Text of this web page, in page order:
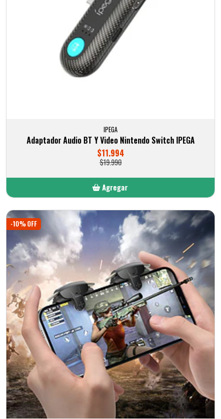
IPEGA
Adaptador Audio BT Y Video Nintendo Switch IPEGA
$11.994
$19.990
Agregar
Añadido
-10% OFF